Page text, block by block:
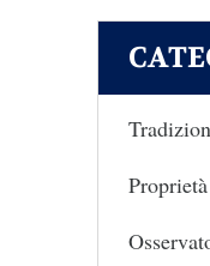
Proprietà